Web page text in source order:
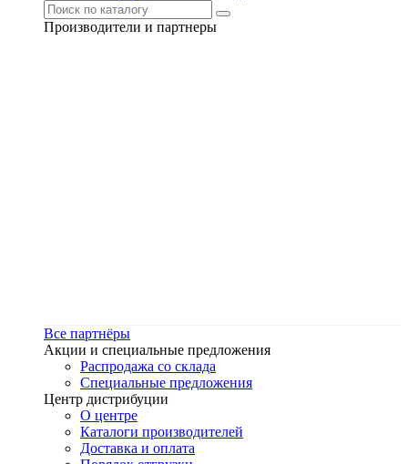
Производители и партнеры
Все партнёры
Акции и специальные предложения
Распродажа со склада
Специальные предложения
Центр дистрибуции
О центре
Каталоги производителей
Доставка и оплата